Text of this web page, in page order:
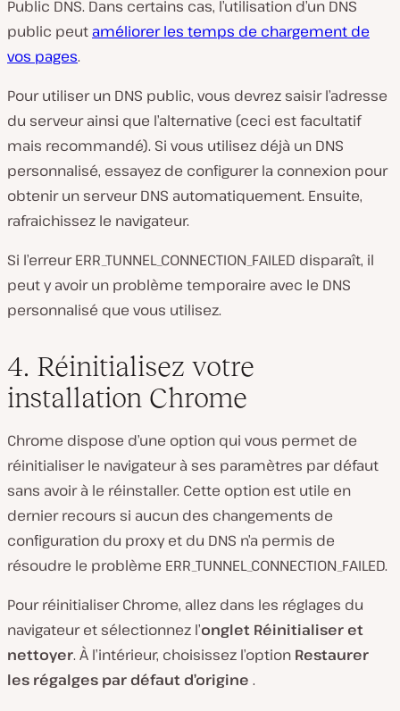
Public DNS. Dans certains cas, l’utilisation d’un DNS
public peut améliorer les temps de chargement de
vos pages.
Pour utiliser un DNS public, vous devrez saisir l’adresse
du serveur ainsi que l’alternative (ceci est facultatif
mais recommandé). Si vous utilisez déjà un DNS
personnalisé, essayez de configurer la connexion pour
obtenir un serveur DNS automatiquement. Ensuite,
rafraichissez le navigateur.
Si l’erreur ERR_TUNNEL_CONNECTION_FAILED disparaît, il
peut y avoir un problème temporaire avec le DNS
personnalisé que vous utilisez.
4. Réinitialisez votre
installation Chrome
Chrome dispose d’une option qui vous permet de
réinitialiser le navigateur à ses paramètres par défaut
sans avoir à le réinstaller. Cette option est utile en
dernier recours si aucun des changements de
configuration du proxy et du DNS n’a permis de
résoudre le problème ERR_TUNNEL_CONNECTION_FAILED.
Pour réinitialiser Chrome, allez dans les réglages du
navigateur et sélectionnez l’onglet Réinitialiser et
nettoyer. À l’intérieur, choisissez l’option Restaurer
les régalges par défaut d’origine .